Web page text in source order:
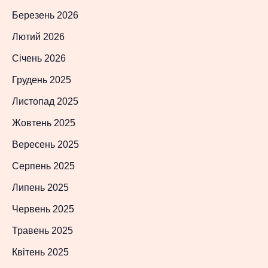
Березень 2026
Лютий 2026
Січень 2026
Грудень 2025
Листопад 2025
Жовтень 2025
Вересень 2025
Серпень 2025
Липень 2025
Червень 2025
Травень 2025
Квітень 2025